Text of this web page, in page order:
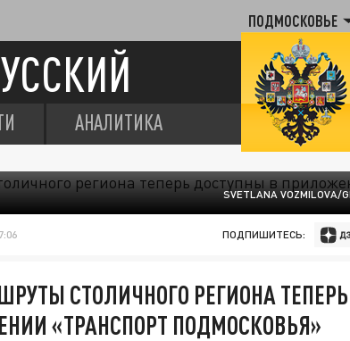
ПОДМОСКОВЬЕ
АНАЛИТИКА
SVETLANA VOZMILOVA/
ПОДПИШИТЕСЬ:
СТОЛИЧНОГО РЕГИОНА ТЕПЕРЬ
«ТРАНСПОРТ ПОДМОСКОВЬЯ»